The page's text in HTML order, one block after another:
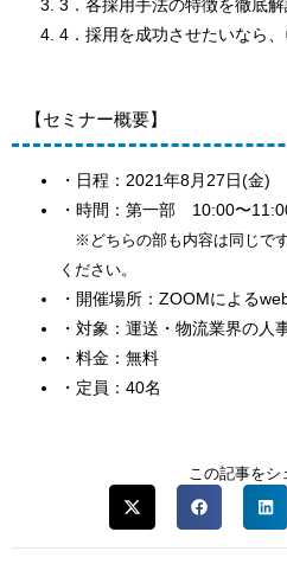
3．各採用手法の特徴を徹底解
4．採用を成功させたいなら
【セミナー概要】
・日程：2021年8月27日(金)
・時間：第一部 10:00〜
※どちらの部も内容は同じで
ください。
・開催場所：ZOOMによる
・対象：運送・物流業界の人
・料金：無料
・定員：40名
この記事をシ